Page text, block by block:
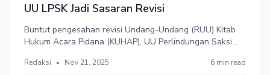
UU LPSK Jadi Sasaran Revisi
Buntut pengesahan revisi Undang-Undang (RUU) Kitab
Hukum Acara Pidana (KUHAP), UU Perlindungan Saksi
Program Legislasi Nasional (Prolegnas), UU ini akan
Redaksi • Nov 21, 2025 6 min read